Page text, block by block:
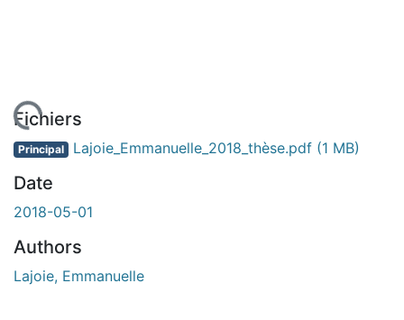
Fichiers
Principal Lajoie_Emmanuelle_2018_thèse.pdf (1 MB)
Date
2018-05-01
Authors
Lajoie, Emmanuelle